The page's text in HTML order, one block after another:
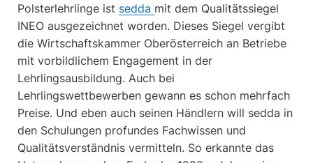
Polsterlehrlinge ist sedda mit dem Qualitätssiegel
INEO ausgezeichnet worden. Dieses Siegel vergibt
die Wirtschaftskammer Oberösterreich an Betriebe
mit vorbildlichem Engagement in der
Lehrlingsausbildung. Auch bei
Lehrlingswettbewerben gewann es schon mehrfach
Preise. Und eben auch seinen Händlern will sedda in
den Schulungen profundes Fachwissen und
Qualitätsverständnis vermitteln. So erkannte das